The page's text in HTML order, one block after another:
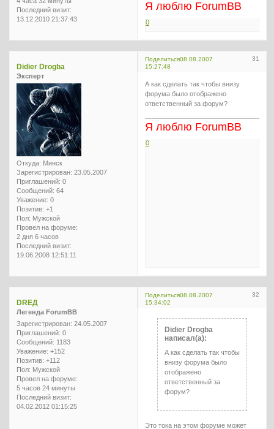
Последний визит:
13.12.2010 21:37:43
Я люблю ForumBB
0
Поделиться 31
08.08.2007
15:27:48
Didier Drogba
Эксперт
Откуда: Минск
Зарегистрирован: 23.05.2007
Приглашений: 0
Сообщений: 64
Уважение: 0
Позитив: +1
Пол: Мужской
Провел на форуме:
2 дня 6 часов
Последний визит:
19.06.2008 12:51:11
А как сделать так чтобы внизу
форума было отображено
ответственный за форум?
Я люблю ForumBB
0
Поделиться 32
08.08.2007
15:34:02
DREД
Легенда ForumBB
Зарегистрирован: 24.05.2007
Приглашений: 0
Сообщений: 1183
Уважение: +152
Позитив: +112
Пол: Мужской
Провел на форуме:
5 часов 24 минуты
Последний визит:
04.02.2012 01:15:25
Didier Drogba
написал(а):
А как сделать так чтобы
внизу форума было
отображено
ответственный за
форум?
Это тока на этом форуме может